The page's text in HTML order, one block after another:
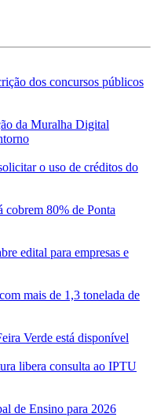
dos concursos públicos
da Muralha Digital
o uso de créditos do
80% de Ponta
edital para empresas e
mais de 1,3 tonelada de
Verde está disponível
libera consulta ao IPTU
de Ensino para 2026